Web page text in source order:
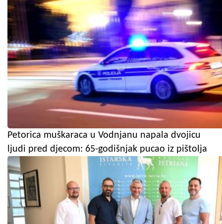
Petorica muškaraca u Vodnjanu napala dvojicu
ljudi pred djecom: 65-godišnjak pucao iz pištolja